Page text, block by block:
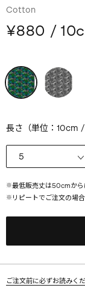
Cotton
¥880 /
長さ（単位：10cm
※最低販売丈は50cmから
※ リピートでご注文の場
ご注文前に必ずお読みく